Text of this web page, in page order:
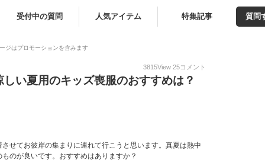
受付中の質問 人気アイテム 特集記事 質問
ジはプロモーションを含みます
3815View 25コメント
い夏用のキッズ喪服のおすすめは？
せてお彼岸の集まりに連れて行こうと思います。真夏は熱中
のが良いです。おすすめはありますか？